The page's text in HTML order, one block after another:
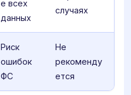
е всех
данных
случаях
Риск
ошибок
ФС
Не
рекоменду
ется